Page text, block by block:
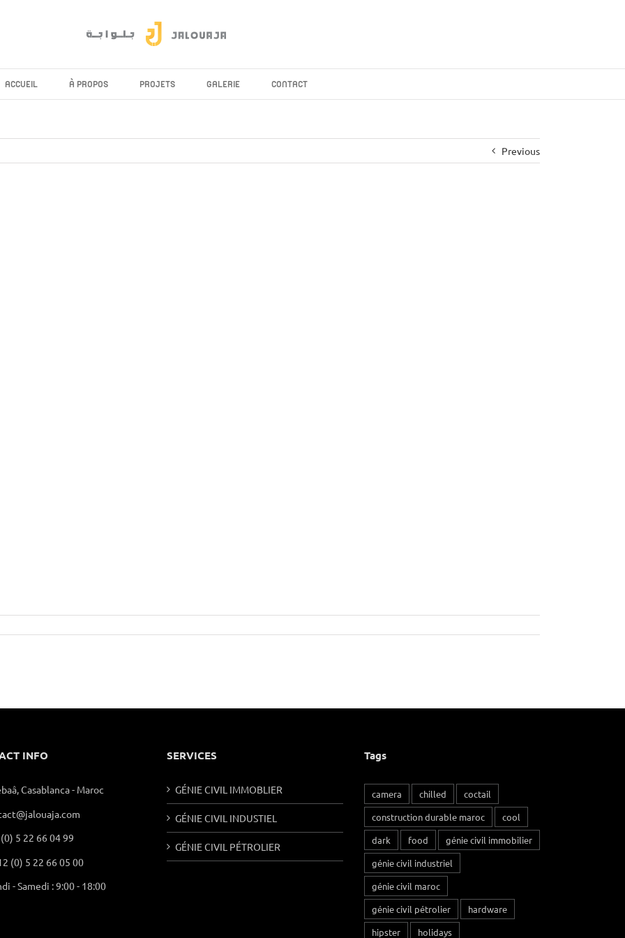
ACCUEIL À PROPOS PROJETS GALERIE CONTACT
Previous
INFO
Casablanca - Maroc
5 22 66 04 99
(0) 5 22 66 05 00
- Samedi : 9:00 - 18:00
SERVICES
GÉNIE CIVIL IMMOBLIER
GÉNIE CIVIL INDUSTIEL
GÉNIE CIVIL PÉTROLIER
Tags
camera chilled
coctail
construction durable maroc
cool
dark
food
génie civil immobilier
génie civil industriel
génie civil maroc
génie civil pétrolier
hardware
hipster
holidays